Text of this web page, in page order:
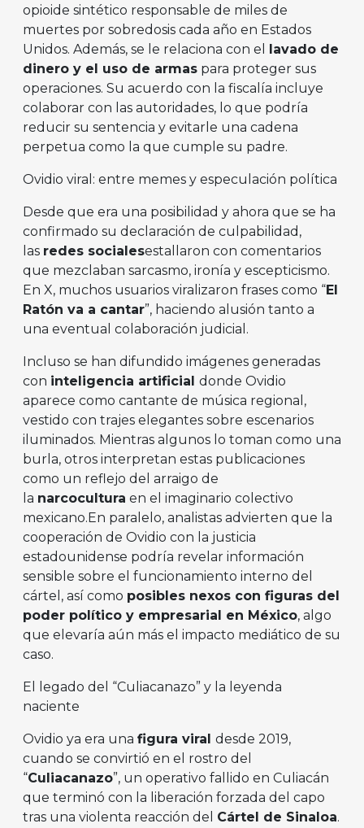
opioide sintético responsable de miles de
muertes por sobredosis cada año en Estados
Unidos. Además, se le relaciona con el
lavado de
dinero y el uso de armas para proteger sus
operaciones. Su acuerdo con la fiscalía incluye
colaborar con las autoridades, lo que podría
reducir su sentencia y evitarle una cadena
perpetua como la que cumple su padre.
Ovidio viral: entre memes y especulación política
Desde que era una posibilidad y ahora que se ha
confirmado su declaración de culpabilidad,
las redes socialesestallaron con comentarios
que mezclaban sarcasmo, ironía y escepticismo.
En X, muchos usuarios viralizaron frases como “El
Ratón va a cantar”, haciendo alusión tanto a
una eventual colaboración judicial.
Incluso se han difundido imágenes generadas
con inteligencia artificial donde Ovidio
aparece como cantante de música regional,
vestido con trajes elegantes sobre escenarios
iluminados. Mientras algunos lo toman como una
burla, otros interpretan estas publicaciones
como un reflejo del arraigo de
la narcocultura en el imaginario colectivo
mexicano.En paralelo, analistas advierten que la
cooperación de Ovidio con la justicia
estadounidense podría revelar información
sensible sobre el funcionamiento interno del
cártel, así como posibles nexos con figuras del
poder político y empresarial en México, algo
que elevaría aún más el impacto mediático de su
caso.
El legado del “Culiacanazo” y la leyenda
naciente
Ovidio ya era una figura viral desde 2019,
cuando se convirtió en el rostro del
“Culiacanazo”, un operativo fallido en Culiacán
que terminó con la liberación forzada del capo
tras una violenta reacción del Cártel de Sinaloa.